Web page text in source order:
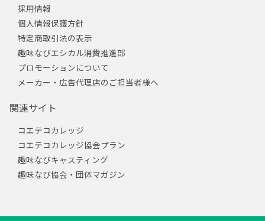
採用情報
個人情報保護方針
特定商取引法の表示
趣味なびエシカル消費推進部
プロモーションについて
メーカー・広告代理店のご担当者様へ
関連サイト
コエテコカレッジ
コエテコカレッジ協会プラン
趣味なびキャスティング
趣味なび協会・団体マガジン